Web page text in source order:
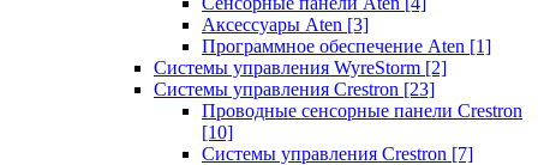
Аксессуары Aten [3]
Программное обеспечение Aten [1]
Системы управления WyreStorm [2]
Системы управления Crestron [23]
Проводные сенсорные панели Crestron
[10]
Системы управления Crestron [7]